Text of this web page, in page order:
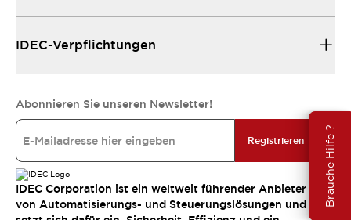
Brauche Hilfe ?
IDEC-Verpflichtungen
Abonnieren Sie unseren Newsletter!
Registrieren
IDEC Corporation ist ein weltweit führender Anbieter
von Automatisierungs- und Steuerungslösungen und